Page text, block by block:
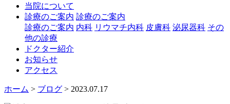
当院について
診療のご案内 診療のご案内
診療のご案内 内科 リウマチ内科 皮膚科 泌尿器科 その
他の診療
ドクター紹介
お知らせ
アクセス
ホーム > ブログ > 2023.07.17